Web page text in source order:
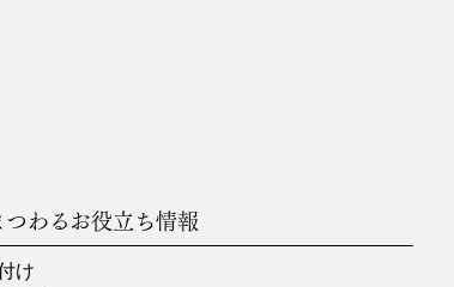
与えてはなりません。
。
案、コメントその他の情
社は、ご利用者お客様
わるお役立ち情報
け